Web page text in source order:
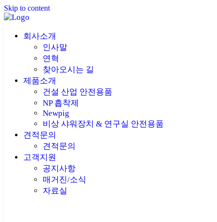
Skip to content
회사소개
인사말
연혁
찾아오시는 길
제품소개
건설 산업 안전용품
NP 흡착제
Newpig
비상 샤워장치 & 연구실 안전용품
견적문의
견적문의
고객지원
공지사항
매거진/소식
자료실